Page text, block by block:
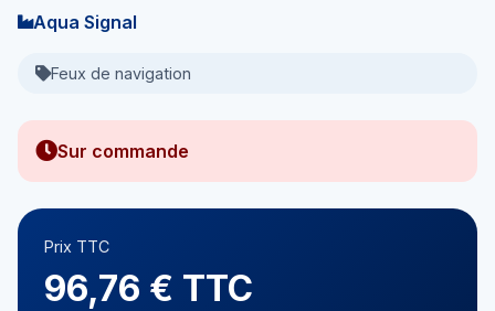
Aqua Signal
Feux de navigation
Sur commande
Prix TTC
96,76 € TTC